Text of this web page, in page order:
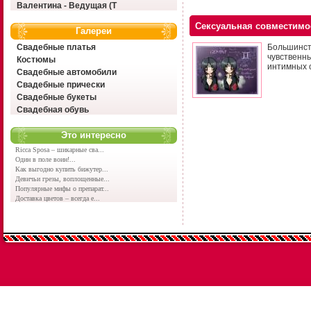
Валентина - Ведущая (Т
Галереи
Свадебные платья
Костюмы
Свадебные автомобили
Свадебные прически
Свадебные букеты
Свадебная обувь
Это интересно
Ricca Sposa – шикарные сва...
Один в поле воин!...
Как выгодно купить бижутер...
Девичьи грезы, воплощенные...
Популярные мифы о препарат...
Доставка цветов – всегда е...
Сексуальная
интимных